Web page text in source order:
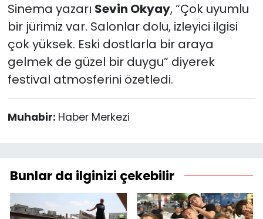
Sinema yazarı Sevin Okyay, “Çok uyumlu
bir jürimiz var. Salonlar dolu, izleyici ilgisi
çok yüksek. Eski dostlarla bir araya
gelmek de güzel bir duygu” diyerek
festival atmosferini özetledi.
Muhabir: Haber Merkezi
Bunlar da ilginizi çekebilir